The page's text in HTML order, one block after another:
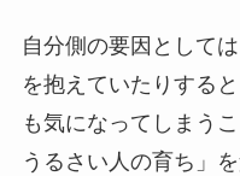
自分側の要因として
を抱えていたりする
も気になってしまう
うるさい人の育ち」